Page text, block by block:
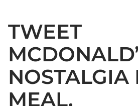
TWEET
NOSTALGIA
MEAL.